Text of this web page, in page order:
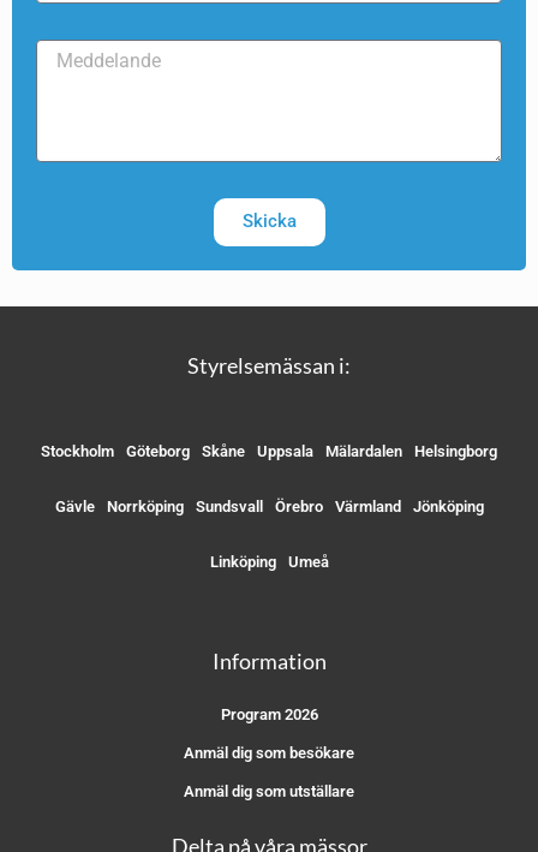
Skicka
Styrelsemässan i:
Stockholm Göteborg Skåne Uppsala Mälardalen Helsingborg
Gävle Norrköping Sundsvall Örebro Värmland Jönköping
Linköping Umeå
Information
Program 2026
Anmäl dig som besökare
Anmäl dig som utställare
Delta på våra mässor